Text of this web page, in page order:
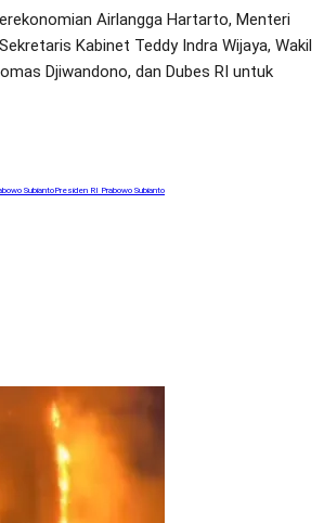
Airlangga Hartarto, Menteri
Kabinet Teddy Indra Wijaya, Wakil
Djiwandono, dan Dubes RI untuk
SubiantoPresiden RI Prabowo Subianto